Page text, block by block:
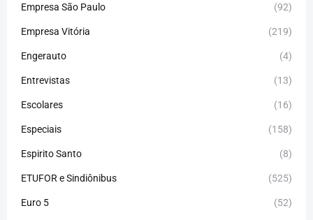
Empresa São Paulo (92)
Empresa Vitória (219)
Engerauto (4)
Entrevistas (13)
Escolares (16)
Especiais (158)
Espirito Santo (8)
ETUFOR e Sindiônibus (525)
Euro 5 (52)